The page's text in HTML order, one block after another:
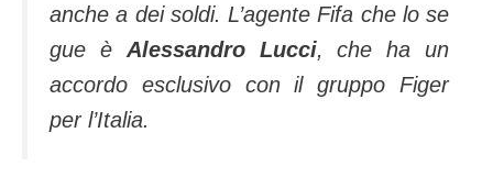
anche a dei soldi. L’agente Fifa che lo se
gue è Alessandro Lucci, che ha un
accordo esclusivo con il gruppo Figer
per l’Italia.